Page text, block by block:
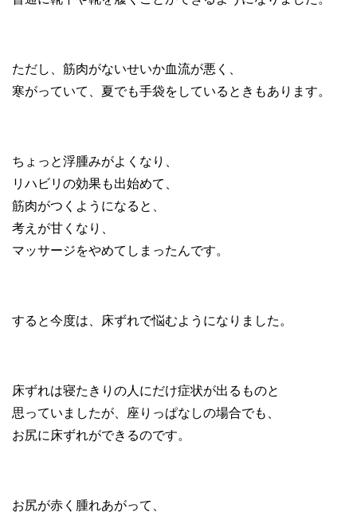
ただし、筋肉がないせいか血流が悪く、
寒がっていて、夏でも手袋をしているときもあります。
ちょっと浮腫みがよくなり、
リハビリの効果も出始めて、
筋肉がつくようになると、
考えが甘くなり、
マッサージをやめてしまったんです。
すると今度は、床ずれで悩むようになりました。
床ずれは寝たきりの人にだけ症状が出るものと
思っていましたが、座りっぱなしの場合でも、
お尻に床ずれができるのです。
お尻が赤く腫れあがって、